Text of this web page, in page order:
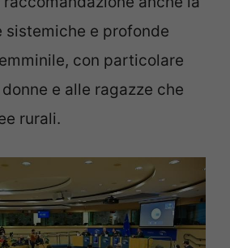
sistemiche e profonde
con particolare
e alle ragazze che
rurali.